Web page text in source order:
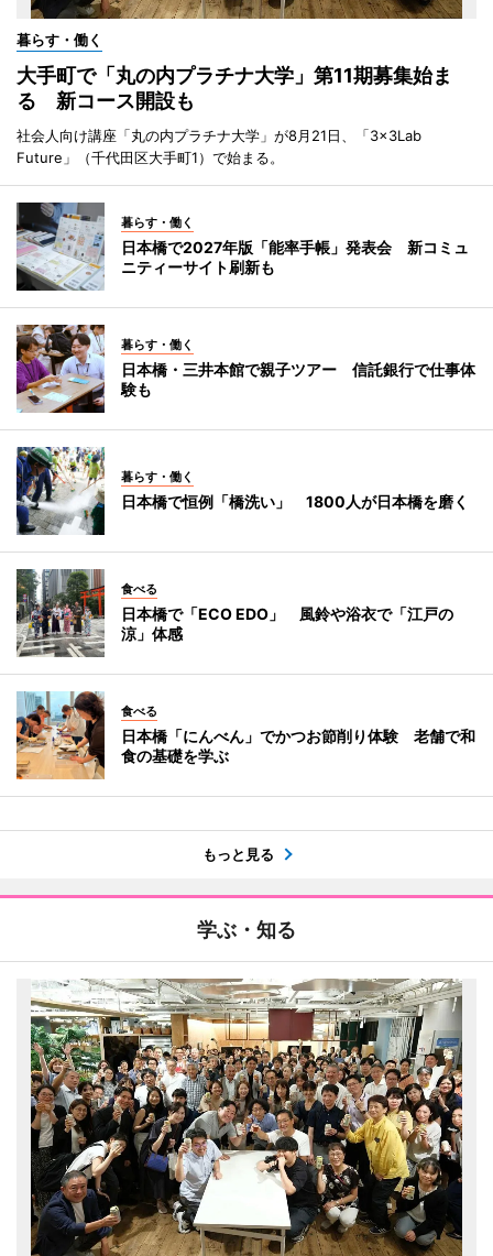
暮らす・働く
大手町で「丸の内プラチナ大学」第11期募集始ま
る 新コース開設も
社会人向け講座「丸の内プラチナ大学」が8月21日、「3×3Lab
Future」（千代田区大手町1）で始まる。
暮らす・働く
日本橋で2027年版「能率手帳」発表会 新コミュ
ニティーサイト刷新も
暮らす・働く
日本橋・三井本館で親子ツアー 信託銀行で仕事体
験も
暮らす・働く
日本橋で恒例「橋洗い」 1800人が日本橋を磨く
食べる
日本橋で「ECO EDO」 風鈴や浴衣で「江戸の
涼」体感
食べる
日本橋「にんべん」でかつお節削り体験 老舗で和
食の基礎を学ぶ
もっと見る
学ぶ・知る